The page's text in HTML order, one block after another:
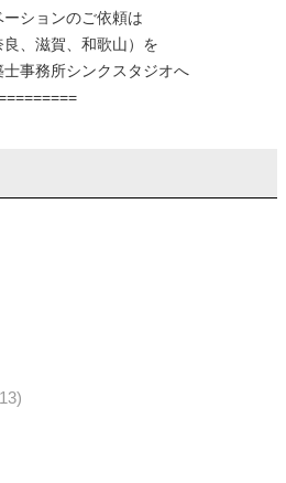
ションのご依頼は
、滋賀、和歌山）を
事務所シンクスタジオへ
13